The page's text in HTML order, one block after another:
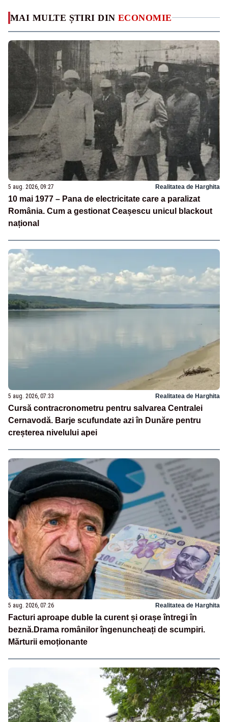
MAI MULTE ȘTIRI DIN ECONOMIE
5 aug. 2026, 09:27 Realitatea de Harghita
10 mai 1977 – Pana de electricitate care a paralizat
România. Cum a gestionat Ceașescu unicul blackout
național
5 aug. 2026, 07:33 Realitatea de Harghita
Cursă contracronometru pentru salvarea Centralei
Cernavodă. Barje scufundate azi în Dunăre pentru
creșterea nivelului apei
5 aug. 2026, 07:26 Realitatea de Harghita
Facturi aproape duble la curent și orașe întregi în
beznă.Drama românilor îngenuncheați de scumpiri.
Mărturii emoționante